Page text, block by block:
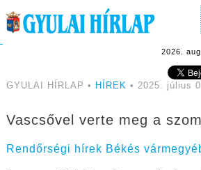
2026.
GYULAI HÍRLAP • HÍREK • 2025. július
Vascsővel verte meg a
Rendőrségi hírek Békés